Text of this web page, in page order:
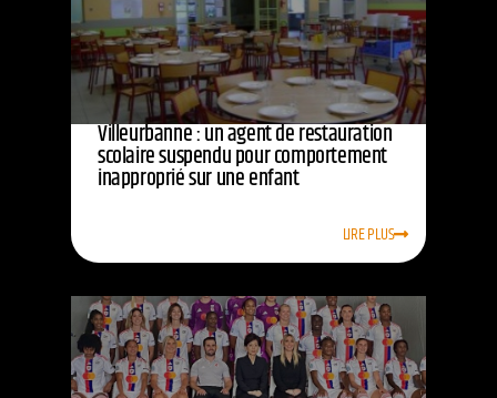
Villeurbanne : un agent de restauration
scolaire suspendu pour comportement
inapproprié sur une enfant
LIRE PLUS